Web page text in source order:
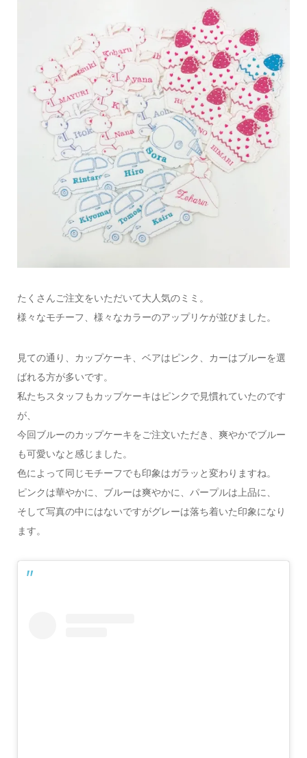
たくさんご注文をいただいて大人気のミミ。
様々なモチーフ、様々なカラーのアップリケが並びました。
見ての通り、カップケーキ、ベアはピンク、カーはブルーを選
ばれる方が多いです。
私たちスタッフもカップケーキはピンクで見慣れていたのです
が、
今回ブルーのカップケーキをご注文いただき、爽やかでブルー
も可愛いなと感じました。
色によって同じモチーフでも印象はガラッと変わりますね。
ピンクは華やかに、ブルーは爽やかに、パープルは上品に、
そして写真の中にはないですがグレーは落ち着いた印象になり
ます。